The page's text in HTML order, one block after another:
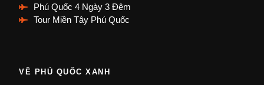
Phú Quốc 4 Ngày 3 Đêm
Tour Miền Tây Phú Quốc
VỀ PHÚ QUỐC XANH